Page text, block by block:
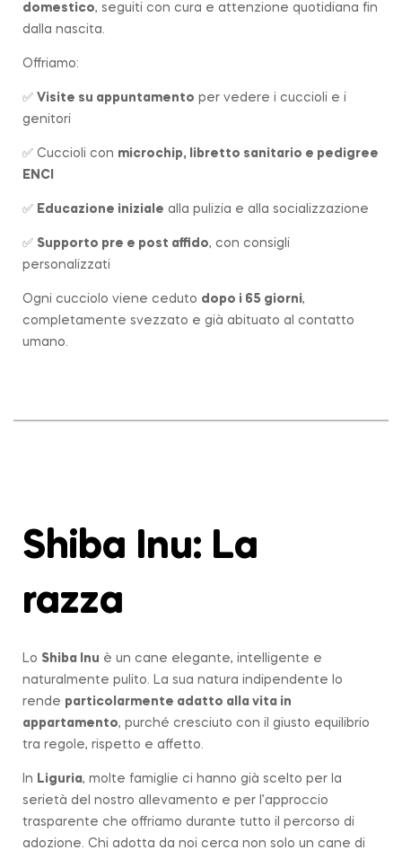
domestico, seguiti con cura e attenzione quotidiana fin
dalla nascita.
Offriamo:
✅ Visite su appuntamento per vedere i cuccioli e i
genitori
✅ Cuccioli con microchip, libretto sanitario e pedigree
ENCI
✅ Educazione iniziale alla pulizia e alla socializzazione
✅ Supporto pre e post affido, con consigli
personalizzati
Ogni cucciolo viene ceduto dopo i 65 giorni,
completamente svezzato e già abituato al contatto
umano.
Shiba Inu: La
razza
Lo Shiba Inu è un cane elegante, intelligente e
naturalmente pulito. La sua natura indipendente lo
rende particolarmente adatto alla vita in
appartamento, purché cresciuto con il giusto equilibrio
tra regole, rispetto e affetto.
In Liguria, molte famiglie ci hanno già scelto per la
serietà del nostro allevamento e per l’approccio
trasparente che offriamo durante tutto il percorso di
adozione. Chi adotta da noi cerca non solo un cane di